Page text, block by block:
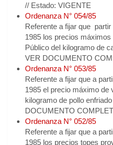
// Estado: VIGENTE
Ordenanza N° 054/85
Referente a fijar que
1985 los precios
Público del kilogramo de
VER DOCUMENTO
Ordenanza N° 053/85
Referente a fijar que a
1985 el precio máximo de
kilogramo de pollo
DOCUMENTO
Ordenanza N° 052/85
Referente a fijar que a
1985 los precios topes